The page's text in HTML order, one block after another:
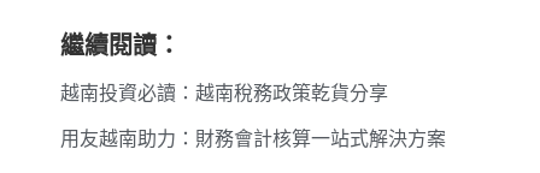
繼續閱讀：
越南投資必讀：越南稅務政策乾貨分享
用友越南助力：財務會計核算一站式解決方案